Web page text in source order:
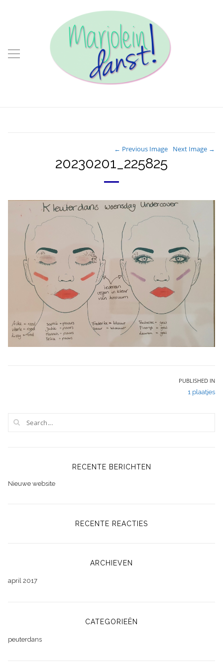
← Previous Image Next Image →
20230201_225825
PUBLISHED IN
1 plaatjes
RECENTE BERICHTEN
Nieuwe website
RECENTE REACTIES
ARCHIEVEN
april 2017
CATEGORIEËN
peuterdans